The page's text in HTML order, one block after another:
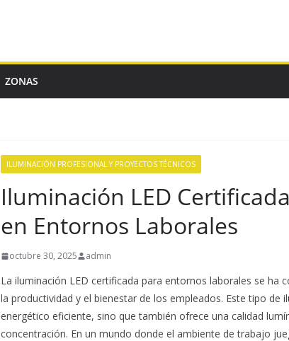
ZONAS
ILUMINACIÓN PROFESIONAL Y PROYECTOS TÉCNICOS
Iluminación LED
en Entornos Laborales
octubre 30, 2025 admin
La iluminación LED certificada para entornos laborales se ha
la productividad y el bienestar de los empleados. Este tipo de
energético eficiente, sino que también ofrece una calidad
concentración. En un mundo donde el ambiente de trabajo